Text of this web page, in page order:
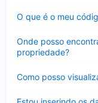
O que é o meu
Onde posso
propriedade?
Como posso